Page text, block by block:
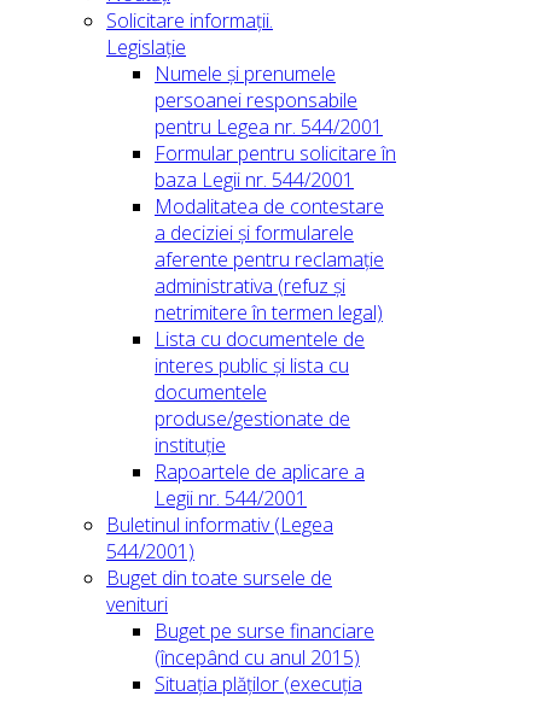
Solicitare informații.
Legislație
Numele și prenumele
persoanei responsabile
pentru Legea nr. 544/2001
Formular pentru solicitare în
baza Legii nr. 544/2001
Modalitatea de contestare
a deciziei și formularele
aferente pentru reclamație
administrativa (refuz și
netrimitere în termen legal)
Lista cu documentele de
interes public și lista cu
documentele
produse/gestionate de
instituție
Rapoartele de aplicare a
Legii nr. 544/2001
Buletinul informativ (Legea
544/2001)
Buget din toate sursele de
venituri
Buget pe surse financiare
(începând cu anul 2015)
Situația plăților (execuția